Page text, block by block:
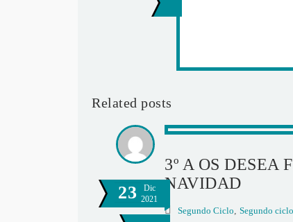
Related posts
23
Dic
2021
3º A OS DESEA
NAVIDAD
Segundo Ciclo, Segundo